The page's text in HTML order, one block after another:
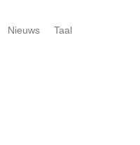
Nieuws Taal